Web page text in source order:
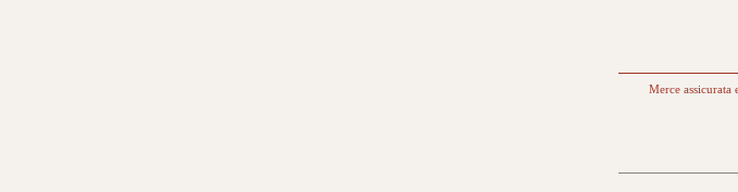
Merce assicurata